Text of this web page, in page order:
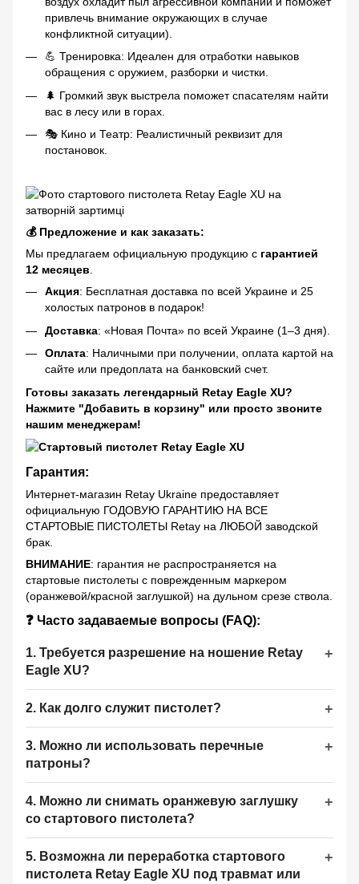
привлечь внимание окружающих в случае
конфликтной ситуации).
💪 Тренировка: Идеален для отработки навыков
обращения с оружием, разборки и чистки.
🌲 Громкий звук выстрела поможет спасателям найти
вас в лесу или в горах.
🎭 Кино и Театр: Реалистичный реквизит для
постановок.
💰 Предложение и как заказать:
Мы предлагаем официальную продукцию с гарантией
12 месяцев.
Акция: Бесплатная доставка по всей Украине и 25
холостых патронов в подарок!
Доставка: «Новая Почта» по всей Украине (1–3 дня).
Оплата: Наличными при получении, оплата картой на
сайте или предоплата на банковский счет.
Готовы заказать легендарный Retay Eagle XU?
Нажмите "Добавить в корзину" или просто звоните
нашим менеджерам!
Гарантия:
Интернет-магазин Retay Ukraine предоставляет
официальную ГОДОВУЮ ГАРАНТИЮ НА ВСЕ
СТАРТОВЫЕ ПИСТОЛЕТЫ Retay на ЛЮБОЙ заводской
брак.
ВНИМАНИЕ: гарантия не распространяется на
стартовые пистолеты с поврежденным маркером
(оранжевой/красной заглушкой) на дульном срезе ствола.
❓ Часто задаваемые вопросы (FAQ):
1. Требуется разрешение на ношение Retay
Eagle XU?
2. Как долго служит пистолет?
3. Можно ли использовать перечные
патроны?
4. Можно ли снимать оранжевую заглушку
со стартового пистолета?
5. Возможна ли переработка стартового
пистолета Retay Eagle XU под травмат или